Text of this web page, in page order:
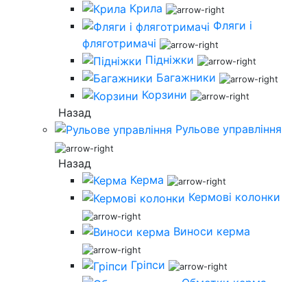
Крила
Фляги і
фляготримачі
Підніжки
Багажники
Корзини
Назад
Рульове управління
Назад
Керма
Кермові колонки
Виноси керма
Гріпси